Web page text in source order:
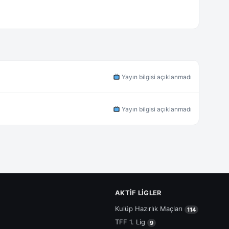
Yayın bilgisi açıklanmadı
Yayın bilgisi açıklanmadı
AKTIF LIGLER
Kulüp Hazırlık Maçları
114
TFF 1. Lig 9